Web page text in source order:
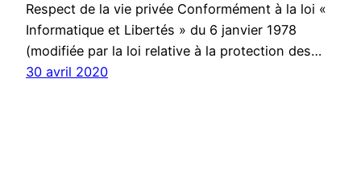
Respect de la vie privée Conformément à la loi «
Informatique et Libertés » du 6 janvier 1978
(modifiée par la loi relative à la protection des…
30 avril 2020